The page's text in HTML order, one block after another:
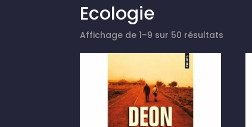
Ecologie
Affichage de 1–9 sur 50 résultats